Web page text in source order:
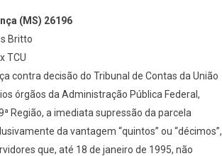
(MS) 26196
Britto
TCU
contra decisão do Tribunal de Contas da União
órgãos da Administração Pública Federal,
Região, a imediata supressão da parcela
da vantagem “quintos” ou “décimos”,
que, até 18 de janeiro de 1995, não